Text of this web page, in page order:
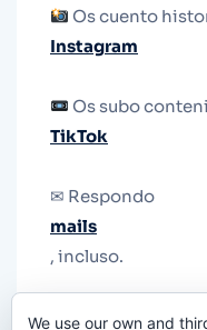
Os cuento
Instagram
Os subo
TikTok
✉ Respondo
mails
, incluso.
We use our own and